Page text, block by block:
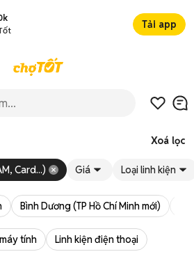
Tải app
Xoá lọc
Card...) Giá Loại linh kiện
Bình Dương (TP Hồ Chí Minh mới)
tính Linh kiện điện thoại